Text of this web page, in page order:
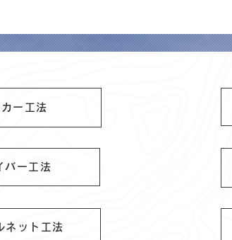
ー工法
バー工法
ネット工法